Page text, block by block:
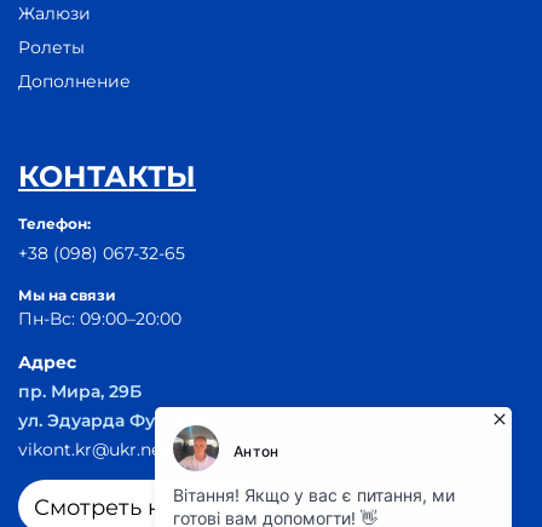
Жалюзи
Ролеты
Дополнение
КОНТАКТЫ
Телефон:
+38 (098) 067-32-65
Мы на связи
Пн-Вс: 09:00–20:00
Адрес
пр. Мира, 29Б
ул. Эдуарда Фукса 55
vikont.kr@ukr.net
Смотреть на карте